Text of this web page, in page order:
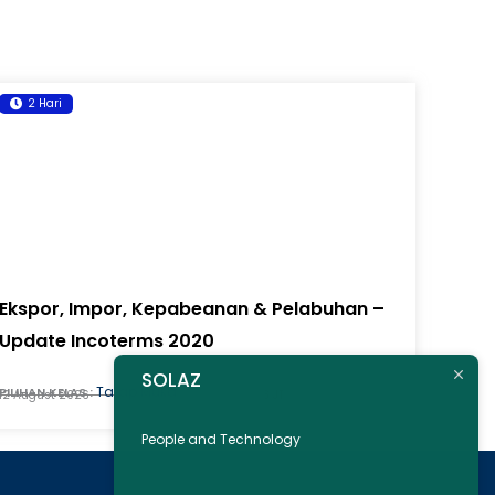
2 Hari
Ekspor, Impor, Kepabeanan & Pelabuhan –
Update Incoterms 2020
PILIHAN KELAS :Tatap Muka
12 August 2026
SOLAZ
People and Technology